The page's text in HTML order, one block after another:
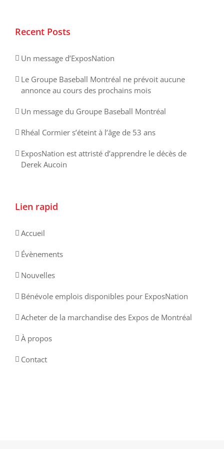
Recent Posts
Un message d’ExposNation
Le Groupe Baseball Montréal ne prévoit aucune
annonce au cours des prochains mois
Un message du Groupe Baseball Montréal
Rhéal Cormier s’éteint à l’âge de 53 ans
ExposNation est attristé d’apprendre le décès de
Derek Aucoin
Lien rapid
Accueil
Évènements
Nouvelles
Bénévole emplois disponibles pour ExposNation
Acheter de la marchandise des Expos de Montréal
À propos
Contact